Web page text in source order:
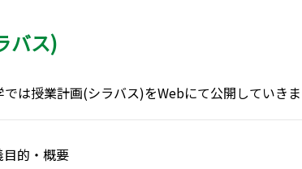
バス)
は授業計画(シラバス)をWebにて公開していき
的・概要